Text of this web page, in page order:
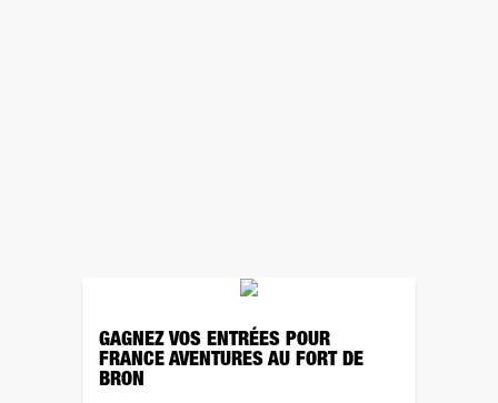
GAGNEZ VOS ENTRÉES POUR
FRANCE AVENTURES AU FORT DE
BRON